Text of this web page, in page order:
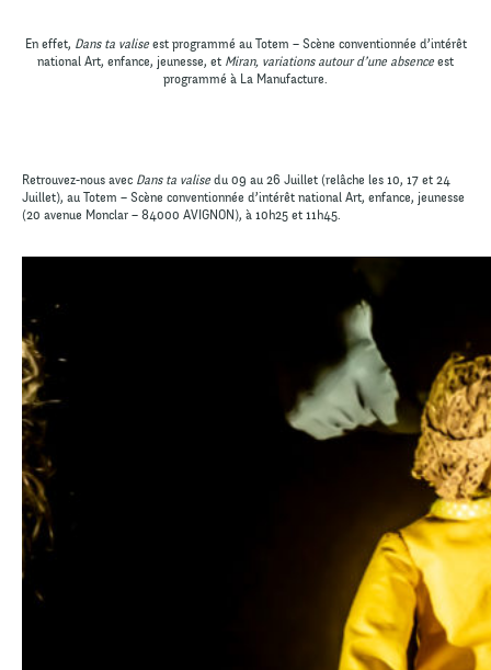
En effet, Dans ta valise est programmé au Totem – Scène conventionnée d’intérêt
national Art, enfance, jeunesse, et Miran, variations autour d’une absence est
programmé à La Manufacture.
Retrouvez-nous avec Dans ta valise du 09 au 26 Juillet (relâche les 10, 17 et 24
Juillet), au Totem – Scène conventionnée d’intérêt national Art, enfance, jeunesse
(20 avenue Monclar – 84000 AVIGNON), à 10h25 et 11h45.